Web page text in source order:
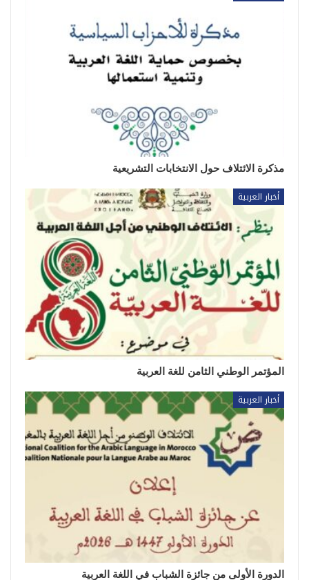
مذكرة الائتلاف حول الانتخابات التشريعية
أخبار العربية
المؤتمر الوطني الثامن للغة العربية
أخبار العربية
الدورة الأولى من جائزة الشباب في اللغة العربية